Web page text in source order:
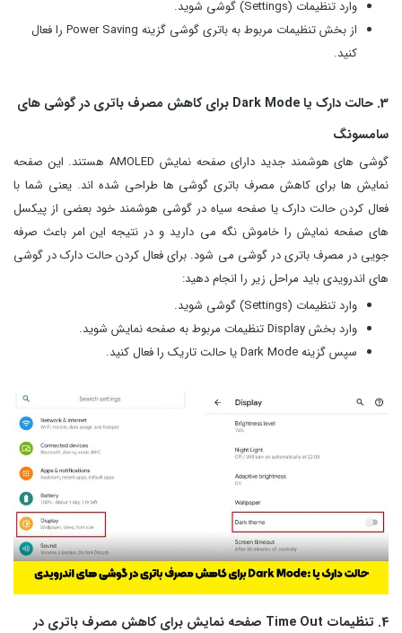
وارد تنظیمات (Settings) گوشی شوید.
از بخش تنظیمات مربوط به باتری گوشی گزینه Power Saving را فعال
کنید.
3. حالت دارک یا Dark Mode برای کاهش مصرف باتری در گوشی های
سامسونگ
گوشی های هوشمند جدید دارای صفحه نمایش AMOLED هستند. این صفحه
نمایش ها برای کاهش مصرف باتری گوشی ها طراحی شده اند. یعنی شما با
فعال کردن حالت دارک یا صفحه سیاه در گوشی هوشمند خود بعضی از پیکسل
های صفحه نمایش را خاموش نگه می دارید و در نتیجه این امر باعث صرفه
جویی در مصرف باتری در گوشی می شود. برای فعال کردن حالت دارک در گوشی
های اندرویدی باید مراحل زیر را انجام دهید:
وارد تنظیمات (Settings) گوشی شوید.
وارد بخش Display تنظیمات مربوط به صفحه نمایش شوید.
سپس گزینه Dark Mode یا حالت تاریک را فعال کنید.
4. تنظیمات Time Out صفحه نمایش برای کاهش مصرف باتری در